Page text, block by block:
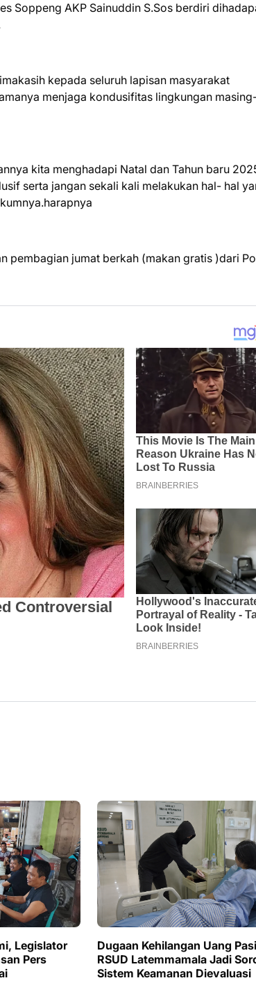
Soppeng AKP Sainuddin S.Sos berdiri
kepada seluruh lapisan masyarakat
menjaga kondusifitas lingkungan
kita menghadapi Natal dan Tahun baru
serta jangan sekali kali melakukan hal- hal
pembagian jumat berkah (makan gratis )dari
Legislator
Pers
Dugaan Kehilangan Uang
RSUD Latemmamala Jadi
Sistem Keamanan Dievaluasi
TERIMA KASIH TELAH MEMBACA